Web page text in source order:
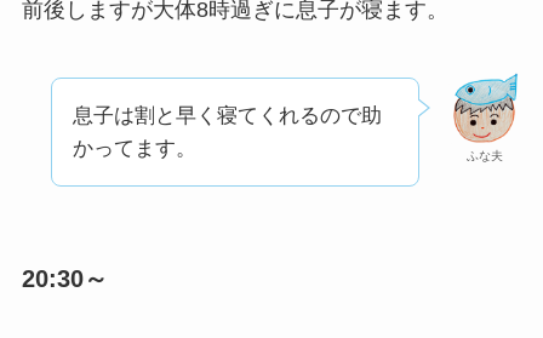
前後しますが大体8時過ぎに息子が寝ます。
ふな夫
息子は割と早く寝てくれるので助
かってます。
20:30～